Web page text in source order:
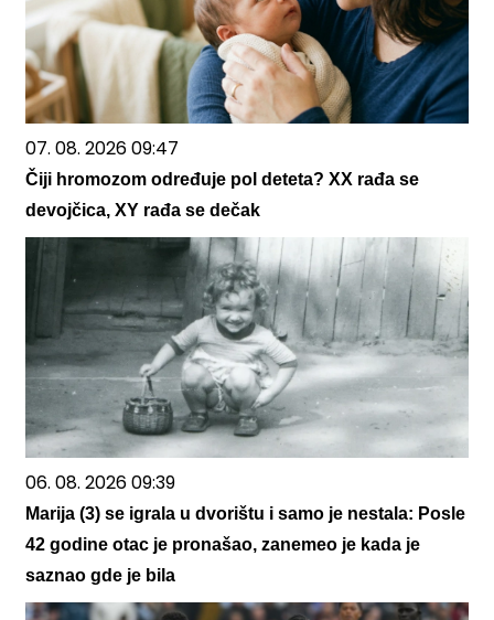
07. 08. 2026 09:47
Čiji hromozom određuje pol deteta? XX rađa se
devojčica, XY rađa se dečak
06. 08. 2026 09:39
Marija (3) se igrala u dvorištu i samo je nestala: Posle
42 godine otac je pronašao, zanemeo je kada je
saznao gde je bila